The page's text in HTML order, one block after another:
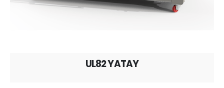
UL82 YATAY